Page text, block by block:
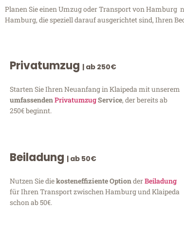
Planen Sie einen Umzug oder Transport von Hamburg
Hamburg, die speziell darauf ausgerichtet sind, Ihren
Privatumzug | ab 250€
Starten Sie Ihren Neuanfang in Klaipeda mit unserem
umfassendenPrivatumzugService, der bereits ab
250€ beginnt.
Beiladung | ab 50€
Nutzen Sie diekosteneffiziente OptionderBeiladung
für Ihren Transport zwischen Hamburg und Klaipeda
schon ab 50€.